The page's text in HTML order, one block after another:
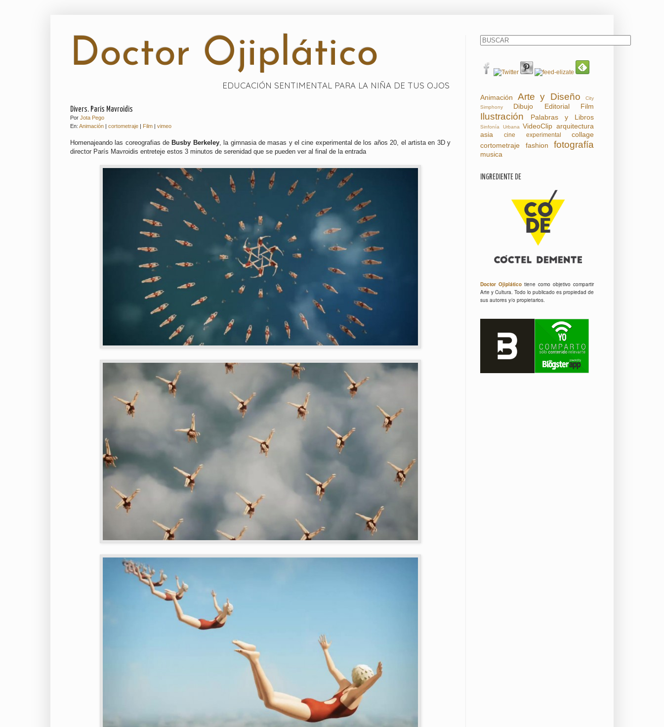
Doctor Ojiplático
EDUCACIÓN SENTIMENTAL PARA LA NIÑA DE TUS OJOS
Divers. París Mavroidis
Por Jota Pego
En: Animación | cortometraje | Film | vimeo
Homenajeando las coreografias de Busby Berkeley, la gimnasia de masas y el cine experimental de los años 20, el artista en 3D y
director París Mavroidis entreteje estos 3 minutos de serenidad que se pueden ver al final de la entrada
Animación Arte y Diseño
City
Simphony
Dibujo Editorial Film
Ilustración Palabras y Libros
Sinfonía Urbana VideoClip arquitectura
asia
cine experimental
collage
cortometraje
fashion fotografía
musica
INGREDIENTE DE
Doctor Ojiplático tiene como objetivo compartir
Arte y Cultura. Todo lo publicado es propiedad de
sus autores y/o propietarios.